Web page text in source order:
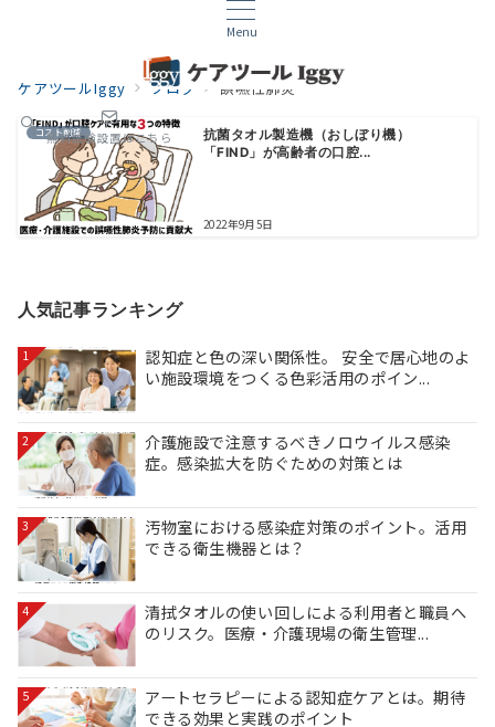
Menu
無料試験設置はこちら
ケアツールIggy ブログ 誤嚥性肺炎
コスト削減
抗菌タオル製造機（おしぼり機）
「FIND」が高齢者の口腔...
2022年9月5日
人気記事ランキング
1
認知症と色の深い関係性。 安全で居心地のよ
い施設環境をつくる色彩活用のポイン...
2
介護施設で注意するべきノロウイルス感染
症。感染拡大を防ぐための対策とは
3
汚物室における感染症対策のポイント。活用
できる衛生機器とは？
4
清拭タオルの使い回しによる利用者と職員へ
のリスク。医療・介護現場の衛生管理...
5
アートセラピーによる認知症ケアとは。期待
できる効果と実践のポイント